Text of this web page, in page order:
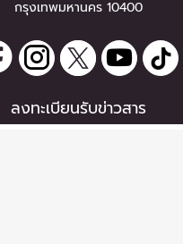
กรุงเทพมหานคร 10400
ลงทะเบียนรับข่าวสาร